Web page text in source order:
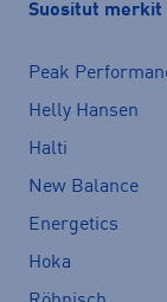
Suositut merkit
Peak
Helly Hansen
Halti
New Balance
Energetics
Hoka